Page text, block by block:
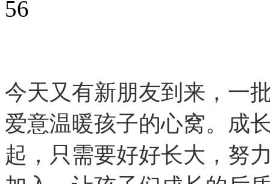
56
今天又有新朋友到来，一
爱意温暖孩子的心窝。成
起，只需要好好长大，努